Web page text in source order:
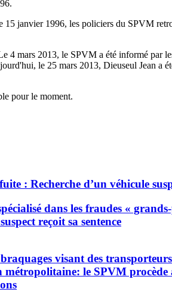
15 janvier 1996, les policiers du SPVM
4 mars 2013, le SPVM a été informé par
le 25 mars 2013, Dieuseul Jean a
pour le moment.
: Recherche d’un véhicule
dans les fraudes «
reçoit sa sentence
braquages visant des
métropolitaine: le SPVM procède